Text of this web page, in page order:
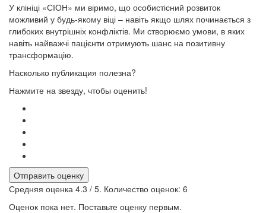
У клініці «СІОН» ми віримо, що особистісний розвиток
можливий у будь-якому віці – навіть якщо шлях починається з
глибоких внутрішніх конфліктів. Ми створюємо умови, в яких
навіть найважчі пацієнти отримують шанс на позитивну
трансформацію.
Насколько публикация полезна?
Нажмите на звезду, чтобы оценить!
Отправить оценку
Средняя оценка 4.3 / 5. Количество оценок: 6
Оценок пока нет. Поставьте оценку первым.